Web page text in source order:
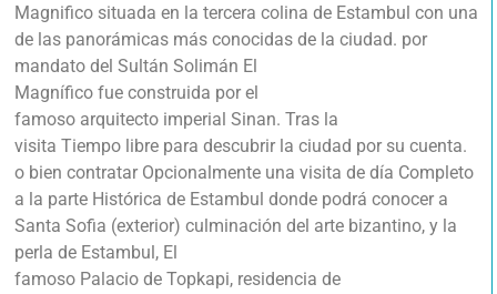
Magnifico situada en la tercera colina de Estambul con una
de las panorámicas más conocidas de la ciudad. por
mandato del Sultán Solimán El
Magnífico fue construida por el
famoso arquitecto imperial Sinan. Tras la
visita Tiempo libre para descubrir la ciudad por su cuenta.
o bien contratar Opcionalmente una visita de día Completo
a la parte Histórica de Estambul donde podrá conocer a
Santa Sofia (exterior) culminación del arte bizantino, y la
perla de Estambul, El
famoso Palacio de Topkapi, residencia de